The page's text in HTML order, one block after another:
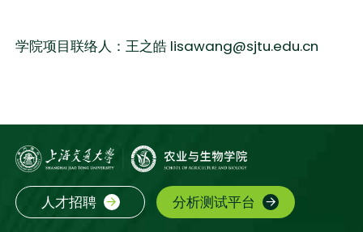
学院项目联络人：王之皓 lisawang@sjtu.edu.cn
人才招聘 分析测试平台